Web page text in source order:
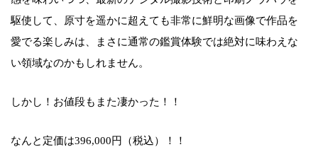
駆使して、原寸を遥かに超えても非常に鮮明な画像で作品を
愛でる楽しみは、まさに通常の鑑賞体験では絶対に味わえな
い領域なのかもしれません。
しかし！お値段もまた凄かった！！
なんと定価は396,000円（税込）！！